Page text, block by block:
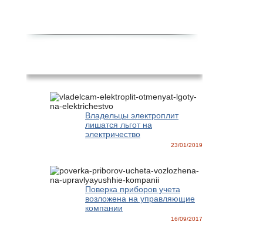
Владельцы электроплит
лишатся льгот на
электричество
23/01/2019
Поверка приборов учета
возложена на управляющие
компании
16/09/2017